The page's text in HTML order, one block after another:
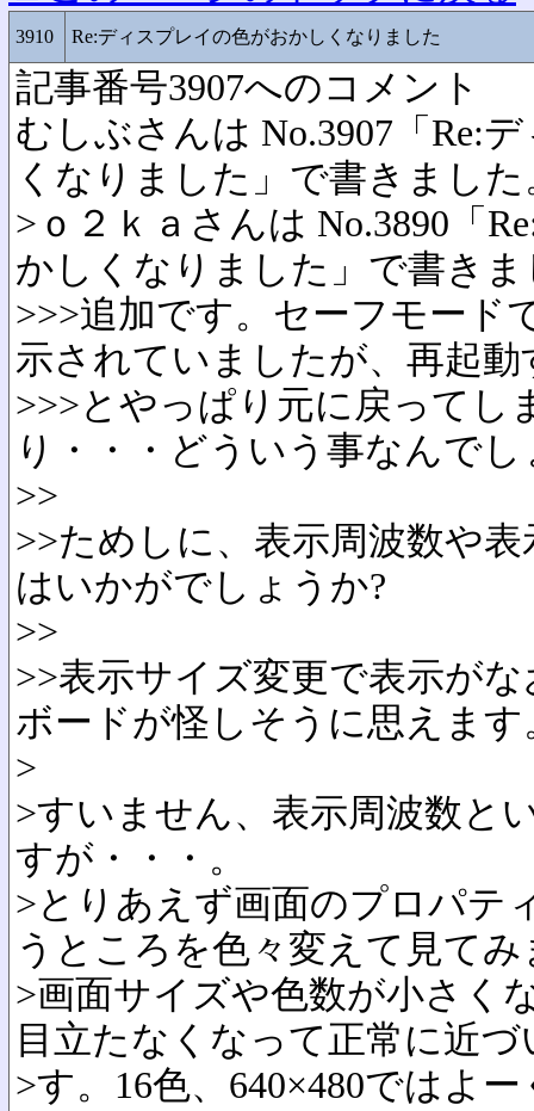
3910 Re:ディスプレイの色がおかしくなりました
記事番号3907へのコメント
むしぶさんは No.3907「Re:
くなりました」で書きました
>ｏ２ｋａさんは No.3890「
かしくなりました」で書き
>>>追加です。セーフモード
示されていましたが、再起動
>>>とやっぱり元に戻ってし
り・・・どういう事なんでし
>>
>>ためしに、表示周波数や
はいかがでしょうか?
>>
>>表示サイズ変更で表示が
ボードが怪しそうに思えます
>
>すいません、表示周波数と
すが・・・。
>とりあえず画面のプロパテ
うところを色々変えて見て
>画面サイズや色数が小さく
目立たなくなって正常に近
>す。16色、640×480ではよ